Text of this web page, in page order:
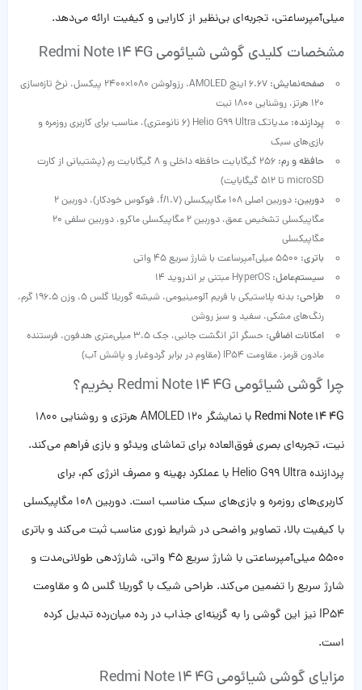
میلی‌آمپرساعتی، تجربه‌ای بی‌نظیر از کارایی و کیفیت ارائه می‌دهد.
مشخصات کلیدی گوشی شیائومی Redmi Note 14 4G
صفحه‌نمایش:
6.67 اینچ AMOLED، رزولوشن 1080×2400 پیکسل، نرخ تازه‌سازی
120 هرتز، روشنایی 1800 نیت
پردازنده:
مدیاتک Helio G99 Ultra (6 نانومتری)، مناسب برای کاربری روزمره و
بازی‌های سبک
حافظه و رم:
256 گیگابایت حافظه داخلی و 8 گیگابایت رم (پشتیبانی از کارت
microSD تا 512 گیگابایت)
دوربین:
دوربین اصلی 108 مگاپیکسلی (f/1.7، فوکوس خودکار)، دوربین 2
مگاپیکسلی تشخیص عمق، دوربین 2 مگاپیکسلی ماکرو، دوربین سلفی 20
مگاپیکسلی
باتری:
سیستم‌عامل:
طراحی:
بدنه پلاستیکی با فریم آلومینیومی، شیشه گوریلا گلس 5، وزن 196.5 گرم،
رنگ‌های مشکی، سفید و سبز روشن
امکانات اضافی:
حسگر اثر انگشت جانبی، جک 3.5 میلی‌متری هدفون، فرستنده
مادون قرمز، مقاومت IP54 (مقاوم در برابر گردوغبار و پاشش آب)
چرا گوشی شیائومی Redmi Note 14 4G بخریم؟
Redmi Note 14 4G
با نمایشگر AMOLED 120 هرتزی و روشنایی 1800
نیت، تجربه‌ای بصری فوق‌العاده برای تماشای ویدئو و بازی فراهم می‌کند.
پردازنده Helio G99 Ultra با عملکرد بهینه و مصرف انرژی کم، برای
کاربری‌های روزمره و بازی‌های سبک مناسب است. دوربین 108 مگاپیکسلی
با کیفیت بالا، تصاویر واضحی در شرایط نوری مناسب ثبت می‌کند و باتری
5500 میلی‌آمپرساعتی با شارژ سریع 45 واتی، شارژدهی طولانی‌مدت و
شارژ سریع را تضمین می‌کند. طراحی شیک با گوریلا گلس 5 و مقاومت
IP54 نیز این گوشی را به گزینه‌ای جذاب در رده میان‌رده تبدیل کرده
است.
مزایای گوشی شیائومی Redmi Note 14 4G